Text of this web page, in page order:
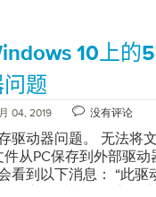
电池如果您使用的是
能是由于电池问题。
。您还可以通过将电
工作正常。此外，请
电源，而不用仅使用
件是否存在问题。确
动，重要的是要知道
件。删除所有连接的
接的USB设备冲突，
更新按钮步骤3：运行
创建了一个疑难解答
上搜索并修复问题。
解答 4.选择Windows
” 5.按照屏幕上的说明
片”应用如果重新启动
可以尝试修复“照片”
”菜单 2.转到应用和功
端口是否正常工作。
端口，看看是否可
仍然存在，请按照上
动PC会刷新您的系统
确保没有灰尘阻塞设
物，请擦拭干净。 步
您可能会忘记充电甚
您的设备是否充满电
10上的
题
04, 2019 没有评论
驱动器问题。 无法将
件从PC保存到外部驱
看到以下消息： “此驱